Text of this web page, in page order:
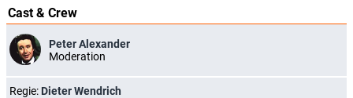
Cast & Crew
Peter Alexander
Moderation
Regie: Dieter Wendrich